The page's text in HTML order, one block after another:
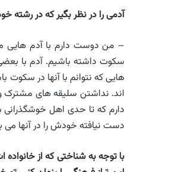
آدمی را در نظر بگیر که در
– من دوست دارم با آدم هایی
سکوت داشته باشیم. آدم با
هایی که نتوانم با آنها در
اند. نداشتن سلیقه های مشترک
دارم که تا حدی اهل خوشگذرانی
دست نیافته خودش را در آنها
با توجه به شناختی که از